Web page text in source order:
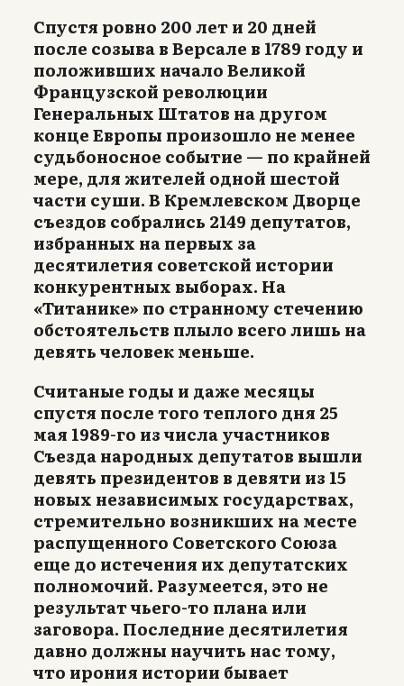
Спустя ровно 200 лет и 20 дней
после созыва в Версале в 1789 году и
положивших начало Великой
Французской революции
Генеральных Штатов на другом
конце Европы произошло не менее
судьбоносное событие — по крайней
мере, для жителей одной шестой
части суши. В Кремлевском Дворце
съездов собрались 2149 депутатов,
избранных на первых за
десятилетия советской истории
конкурентных выборах. На
«Титанике» по странному стечению
обстоятельств плыло всего лишь на
девять человек меньше.
Считаные годы и даже месяцы
спустя после того теплого дня 25
мая 1989-го из числа участников
Съезда народных депутатов вышли
девять президентов в девяти из 15
новых независимых государствах,
стремительно возникших на месте
распущенного Советского Союза
еще до истечения их депутатских
полномочий. Разумеется, это не
результат чьего-то плана или
заговора. Последние десятилетия
давно должны научить нас тому,
что ирония истории бывает